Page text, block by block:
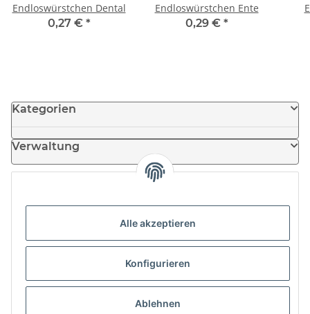
Alle akzeptieren
Konfigurieren
Ablehnen
Endloswürstchen Dental
0,27 € *
Endloswürstchen Ente
0,29 € *
Kategorien
Verwaltung
News
Partner